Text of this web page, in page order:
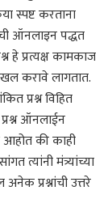
स्पष्ट करताना
ऑनलाइन पद्धत
हे प्रत्यक्ष कामकाज
करावे लागतात.
प्रश्न विहित
ऑनलाईन
आहोत की काही
त्यांनी मंत्र्यांच्या
प्रश्नांची उत्तरे